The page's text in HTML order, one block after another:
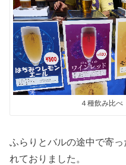
４種飲み比べ
ふらりとバルの途中で寄
れておりました。